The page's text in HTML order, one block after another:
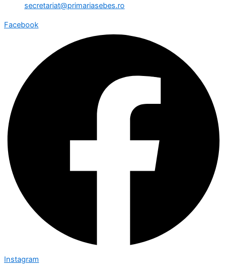
secretariat@primariasebes.ro
Facebook
Instagram